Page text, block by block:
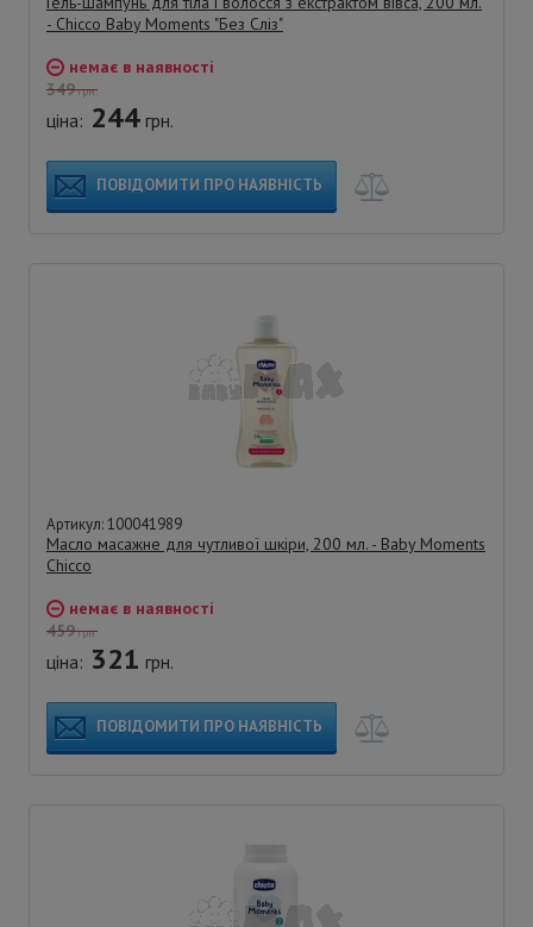
- Chicco Baby Moments "Без Сліз"
немає в наявності
349грн.
ціна: 244 грн.
ПОВІДОМИТИ ПРО НАЯВНІСТЬ
Артикул: 100041989
Масло масажне для чутливої шкіри, 200 мл. - Baby Moments
Chicco
немає в наявності
459грн.
ціна: 321 грн.
ПОВІДОМИТИ ПРО НАЯВНІСТЬ